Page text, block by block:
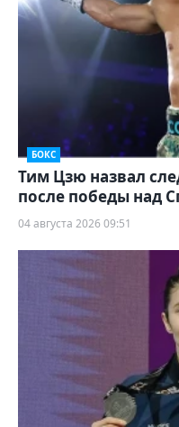
БОКС
Тим Цзю назвал
после победы над
04 августа 2026 09:51